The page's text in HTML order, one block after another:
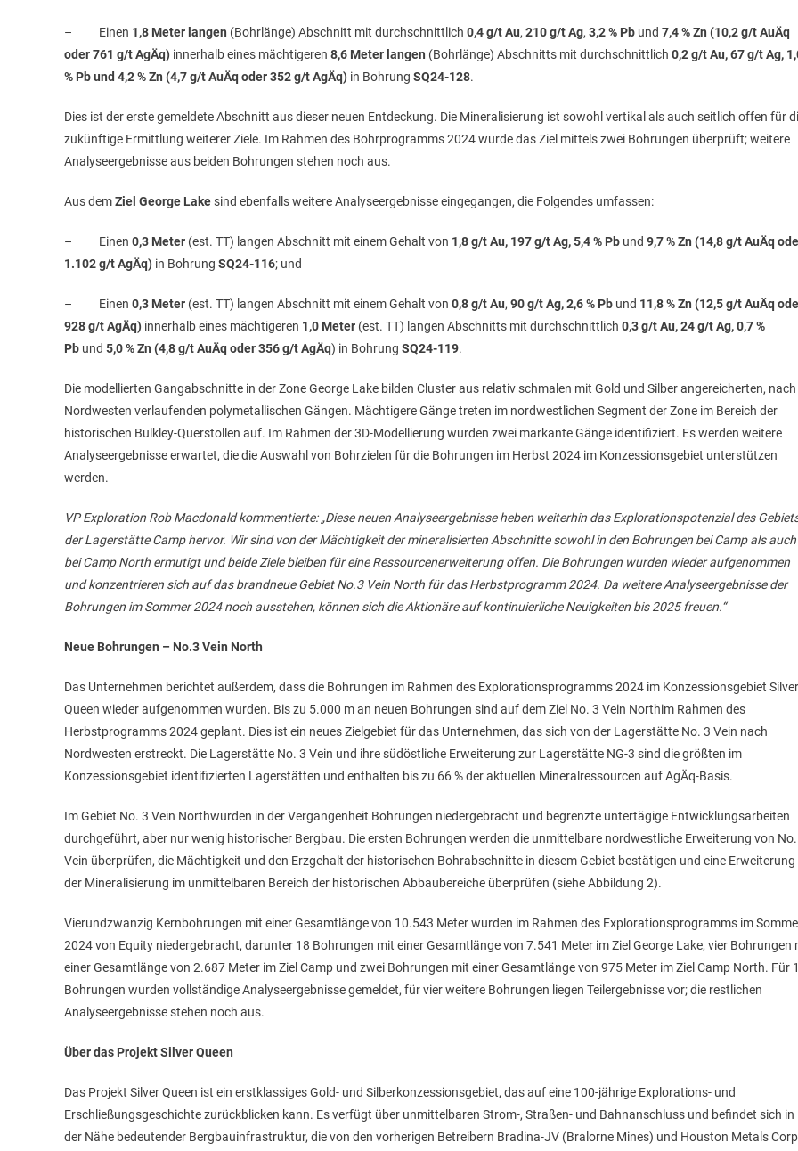
– Einen 1,8 Meter langen (Bohrlänge) Abschnitt mit durchschnittlich 0,4 g/t Au, 210 g/t Ag, 3,2 % Pb und 7,4 % Zn (10,2 g/t AuÄq
oder 761 g/t AgÄq) innerhalb eines mächtigeren 8,6 Meter langen (Bohrlänge) Abschnitts mit durchschnittlich 0,2 g/t Au, 67 g/t Ag,
% Pb und 4,2 % Zn (4,7 g/t AuÄq oder 352 g/t AgÄq) in Bohrung SQ24-128.
Dies ist der erste gemeldete Abschnitt aus dieser neuen Entdeckung. Die Mineralisierung ist sowohl vertikal als auch seitlich offen für
zukünftige Ermittlung weiterer Ziele. Im Rahmen des Bohrprogramms 2024 wurde das Ziel mittels zwei Bohrungen überprüft; weitere
Analyseergebnisse aus beiden Bohrungen stehen noch aus.
Aus demZiel George Lakesind ebenfalls weitere Analyseergebnisse eingegangen, die Folgendes umfassen:
– Einen 0,3 Meter (est. TT) langen Abschnitt mit einem Gehalt von 1,8 g/t Au, 197 g/t Ag, 5,4 % Pb und 9,7 % Zn (14,8 g/t AuÄq
1.102 g/t AgÄq) in Bohrung SQ24-116; und
– Einen 0,3 Meter (est. TT) langen Abschnitt mit einem Gehalt von 0,8 g/t Au, 90 g/t Ag, 2,6 % Pb und 11,8 % Zn (12,5 g/t AuÄq
928 g/t AgÄq) innerhalb eines mächtigeren 1,0 Meter (est. TT) langen Abschnitts mit durchschnittlich 0,3 g/t Au, 24 g/t Ag, 0,7 %
Pb und 5,0 % Zn (4,8 g/t AuÄq oder 356 g/t AgÄq) in Bohrung SQ24-119.
Die modellierten Gangabschnitte in der Zone George Lake bilden Cluster aus relativ schmalen mit Gold und Silber angereicherten, nach
Nordwesten verlaufenden polymetallischen Gängen. Mächtigere Gänge treten im nordwestlichen Segment der Zone im Bereich der
historischen Bulkley-Querstollen auf. Im Rahmen der 3D-Modellierung wurden zwei markante Gänge identifiziert. Es werden weitere
Analyseergebnisse erwartet, die die Auswahl von Bohrzielen für die Bohrungen im Herbst 2024 im Konzessionsgebiet unterstützen
werden.
VP Exploration Rob Macdonald kommentierte: „Diese neuen Analyseergebnisse heben weiterhin das Explorationspotenzial des
der Lagerstätte Camp hervor. Wir sind von der Mächtigkeit der mineralisierten Abschnitte sowohl in den Bohrungen bei Camp als auch
bei Camp North ermutigt und beide Ziele bleiben für eine Ressourcenerweiterung offen. Die Bohrungen wurden wieder aufgenommen
und konzentrieren sich auf das brandneue Gebiet No.3 Vein North für das Herbstprogramm 2024. Da weitere Analyseergebnisse der
Bohrungen im Sommer 2024 noch ausstehen, können sich die Aktionäre auf kontinuierliche Neuigkeiten bis 2025 freuen.“
Neue Bohrungen – No.3 Vein North
Das Unternehmen berichtet außerdem, dass die Bohrungen im Rahmen des Explorationsprogramms 2024 im Konzessionsgebiet Silver
Queen wieder aufgenommen wurden. Bis zu 5.000 m an neuen Bohrungen sind auf dem Ziel No. 3 Vein Northim Rahmen des
Herbstprogramms 2024 geplant. Dies ist ein neues Zielgebiet für das Unternehmen, das sich von der Lagerstätte No. 3 Vein nach
Nordwesten erstreckt. Die Lagerstätte No. 3 Vein und ihre südöstliche Erweiterung zur Lagerstätte NG-3 sind die größten im
Konzessionsgebiet identifizierten Lagerstätten und enthalten bis zu 66 % der aktuellen Mineralressourcen auf AgÄq-Basis.
Im Gebiet No. 3 Vein Northwurden in der Vergangenheit Bohrungen niedergebracht und begrenzte untertägige Entwicklungsarbeiten
durchgeführt, aber nur wenig historischer Bergbau. Die ersten Bohrungen werden die unmittelbare nordwestliche Erweiterung von No.
Vein überprüfen, die Mächtigkeit und den Erzgehalt der historischen Bohrabschnitte in diesem Gebiet bestätigen und eine Erweiterung
der Mineralisierung im unmittelbaren Bereich der historischen Abbaubereiche überprüfen (siehe Abbildung 2).
Vierundzwanzig Kernbohrungen mit einer Gesamtlänge von 10.543 Meter wurden im Rahmen des Explorationsprogramms im
2024 von Equity niedergebracht, darunter 18 Bohrungen mit einer Gesamtlänge von 7.541 Meter im Ziel George Lake, vier Bohrungen
einer Gesamtlänge von 2.687 Meter im Ziel Camp und zwei Bohrungen mit einer Gesamtlänge von 975 Meter im Ziel Camp North. Für
Bohrungen wurden vollständige Analyseergebnisse gemeldet, für vier weitere Bohrungen liegen Teilergebnisse vor; die restlichen
Analyseergebnisse stehen noch aus.
Über das Projekt Silver Queen
Das Projekt Silver Queen ist ein erstklassiges Gold- und Silberkonzessionsgebiet, das auf eine 100-jährige Explorations- und
Erschließungsgeschichte zurückblicken kann. Es verfügt über unmittelbaren Strom-, Straßen- und Bahnanschluss und befindet sich in
der Nähe bedeutender Bergbauinfrastruktur, die von den vorherigen Betreibern Bradina-JV (Bralorne Mines) und Houston Metals